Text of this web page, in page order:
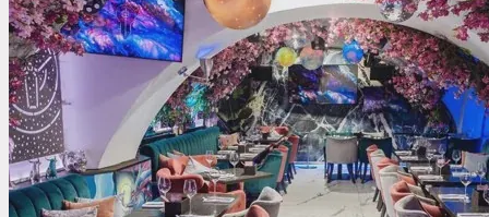
Банкетный зал
Лофт
Веранда / Шатер
Вместимость
до 150 чел